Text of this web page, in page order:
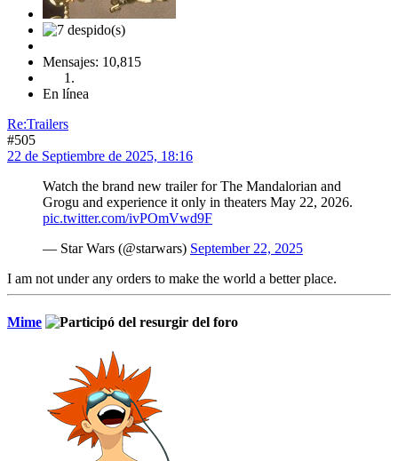
Mensajes: 10,815
En línea
Re:Trailers
#505
22 de Septiembre de 2025, 18:16
Watch the brand new trailer for The Mandalorian and
Grogu and experience it only in theaters May 22, 2026.
pic.twitter.com/ivPOmVwd9F
— Star Wars (@starwars) September 22, 2025
I am not under any orders to make the world a better place.
Mime